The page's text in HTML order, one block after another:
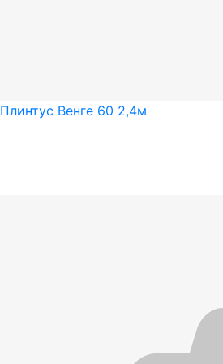
Плинтус Венге 60 2,4м